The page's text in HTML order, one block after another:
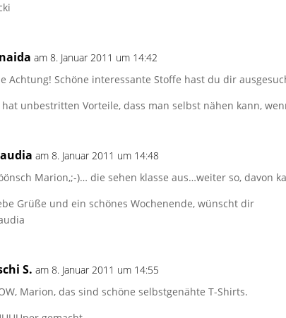
am 8. Januar 2011 um 14:42
Achtung! Schöne interessante Stoffe hast du dir
hat unbestritten Vorteile, dass man selbst nähen kann,
am 8. Januar 2011 um 14:48
Marion,;-)… die sehen klasse aus…weiter so, davon
Grüße und ein schönes Wochenende, wünscht dir
S. am 8. Januar 2011 um 14:55
Marion, das sind schöne selbstgenähte T-Shirts.